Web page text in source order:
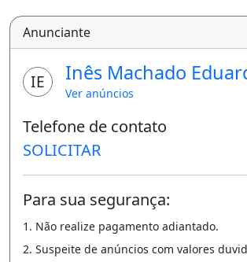
- SEM BUROCRACIA, SEM
SPC/SERASA;
- Venha conhecer o Loteamento
seu!
- Quer mais informações?
Me liga ou chama no Whatsapp:
5) 9 8 8 3 5 0 6 3 5 Creci 20151j
Aprendi a ser feliz na minha
depois ser feliz no mundo.
Anunciante
IE Inês Machado
Ver anúncios
Telefone de contato
SOLICITAR
Para sua segurança:
1. Não realize pagamento adiantado.
2. Suspeite de anúncios com valores